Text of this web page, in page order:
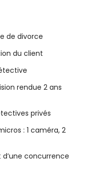
de divorce
du client
rendue 2 ans
privés
: 1 caméra, 2
concurrence